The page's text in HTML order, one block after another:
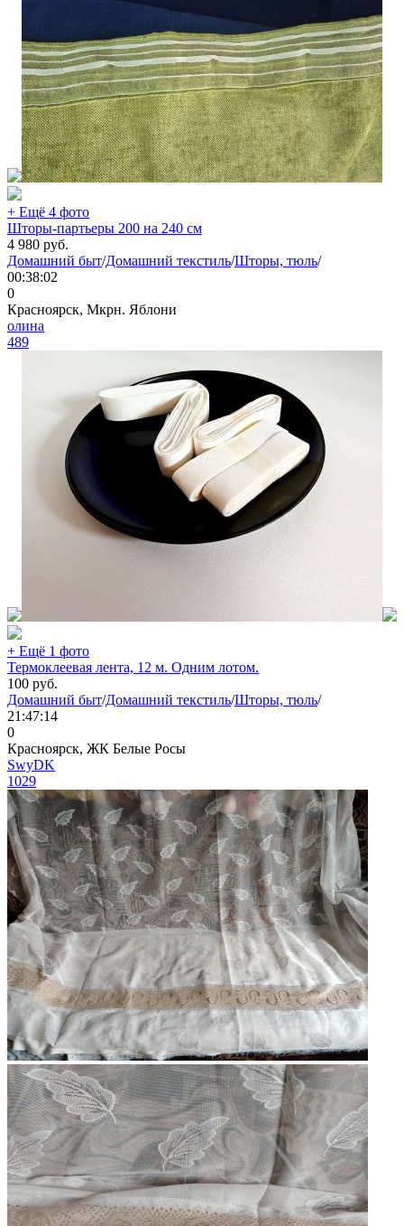
+ Ещё 4 фото
Шторы-партьеры 200 на 240 см
4 980 руб.
Домашний быт/Домашний текстиль/Шторы, тюль/
00:38:02
0
Красноярск, Мкрн. Яблони
олина
489
+ Ещё 1 фото
Термоклеевая лента, 12 м. Одним лотом.
100 руб.
Домашний быт/Домашний текстиль/Шторы, тюль/
21:47:14
0
Красноярск, ЖК Белые Росы
SwyDK
1029